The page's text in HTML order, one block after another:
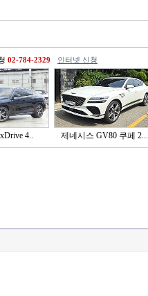
02-784-2329 인터넷 신청
4.. 제네시스 GV80 쿠페 2...